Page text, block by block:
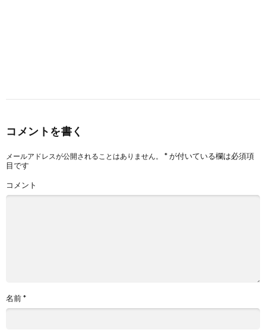
コメントを書く
メールアドレスが公開されることはありません。 *が付いている欄は必須項
目です
コメント
名前*